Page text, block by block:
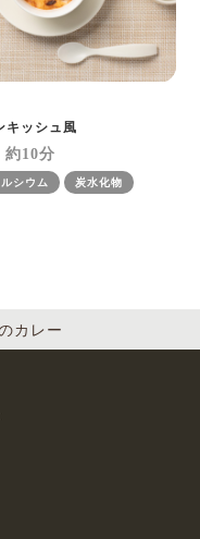
キッシュ風
10
シウム 炭水化物
カレー